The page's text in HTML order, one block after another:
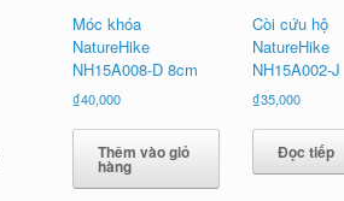
Móc khóa
NatureHike
NH15A008-D 8cm
₫40,000
Thêm vào giỏ
hàng
Còi cứu hộ
NatureHike
NH15A002-J
₫35,000
Đọc tiếp